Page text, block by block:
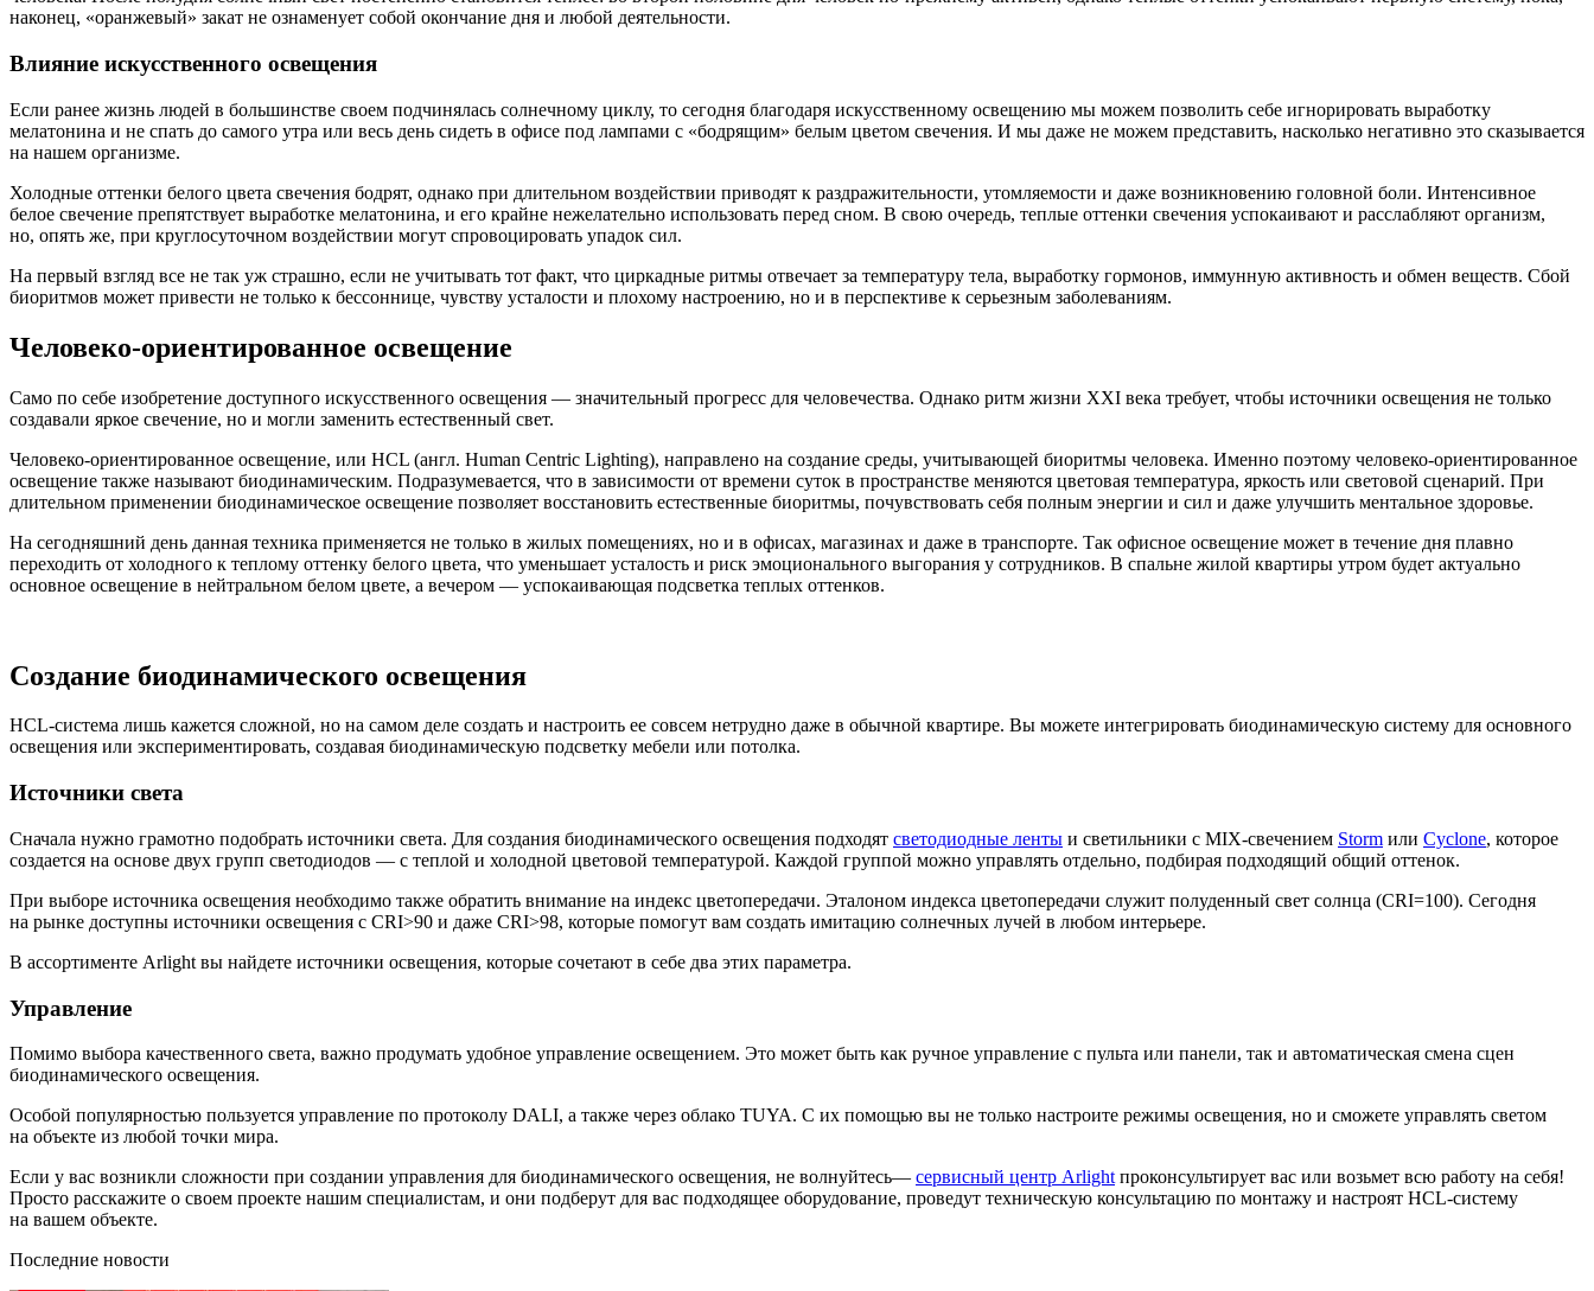
наконец, «оранжевый» закат не ознаменует собой окончание дня и любой деятельности.
Влияние искусственного освещения
Если ранее жизнь людей в большинстве своем подчинялась солнечному циклу, то сегодня благодаря искусственному освещению мы можем позволить себе игнорировать выработку
мелатонина и не спать до самого утра или весь день сидеть в офисе под лампами с «бодрящим» белым цветом свечения. И мы даже не можем представить, насколько негативно это сказывается
на нашем организме.
Холодные оттенки белого цвета свечения бодрят, однако при длительном воздействии приводят к раздражительности, утомляемости и даже возникновению головной боли. Интенсивное
белое свечение препятствует выработке мелатонина, и его крайне нежелательно использовать перед сном. В свою очередь, теплые оттенки свечения успокаивают и расслабляют организм,
но, опять же, при круглосуточном воздействии могут спровоцировать упадок сил.
На первый взгляд все не так уж страшно, если не учитывать тот факт, что циркадные ритмы отвечает за температуру тела, выработку гормонов, иммунную активность и обмен веществ. Сбой
биоритмов может привести не только к бессоннице, чувству усталости и плохому настроению, но и в перспективе к серьезным заболеваниям.
Человеко-ориентированное освещение
Само по себе изобретение доступного искусственного освещения — значительный прогресс для человечества. Однако ритм жизни XXI века требует, чтобы источники освещения не только
создавали яркое свечение, но и могли заменить естественный свет.
Человеко-ориентированное освещение, или HCL (англ. Human Centric Lighting), направлено на создание среды, учитывающей биоритмы человека. Именно поэтому человеко-ориентированное
освещение также называют биодинамическим. Подразумевается, что в зависимости от времени суток в пространстве меняются цветовая температура, яркость или световой сценарий. При
длительном применении биодинамическое освещение позволяет восстановить естественные биоритмы, почувствовать себя полным энергии и сил и даже улучшить ментальное здоровье.
На сегодняшний день данная техника применяется не только в жилых помещениях, но и в офисах, магазинах и даже в транспорте. Так офисное освещение может в течение дня плавно
переходить от холодного к теплому оттенку белого цвета, что уменьшает усталость и риск эмоционального выгорания у сотрудников. В спальне жилой квартиры утром будет актуально
основное освещение в нейтральном белом цвете, а вечером — успокаивающая подсветка теплых оттенков.
Создание биодинамического освещения
HCL-система лишь кажется сложной, но на самом деле создать и настроить ее совсем нетрудно даже в обычной квартире. Вы можете интегрировать биодинамическую систему для основного
освещения или экспериментировать, создавая биодинамическую подсветку мебели или потолка.
Источники света
Сначала нужно грамотно подобрать источники света. Для создания биодинамического освещения подходят светодиодные ленты и светильники с MIX-свечением Storm или Cyclone, которое
создается на основе двух групп светодиодов — с теплой и холодной цветовой температурой. Каждой группой можно управлять отдельно, подбирая подходящий общий оттенок.
При выборе источника освещения необходимо также обратить внимание на индекс цветопередачи. Эталоном индекса цветопередачи служит полуденный свет солнца (CRI=100). Сегодня
на рынке доступны источники освещения с CRI>90 и даже CRI>98, которые помогут вам создать имитацию солнечных лучей в любом интерьере.
В ассортименте Arlight вы найдете источники освещения, которые сочетают в себе два этих параметра.
Управление
Помимо выбора качественного света, важно продумать удобное управление освещением. Это может быть как ручное управление с пульта или панели, так и автоматическая смена сцен
биодинамического освещения.
Особой популярностью пользуется управление по протоколу DALI, а также через облако TUYA. С их помощью вы не только настроите режимы освещения, но и сможете управлять светом
на объекте из любой точки мира.
Если у вас возникли сложности при создании управления для биодинамического освещения, не волнуйтесь— сервисный центр Arlight проконсультирует вас или возьмет всю работу на себя!
Просто расскажите о своем проекте нашим специалистам, и они подберут для вас подходящее оборудование, проведут техническую консультацию по монтажу и настроят HCL-систему
на вашем объекте.
Последние новости